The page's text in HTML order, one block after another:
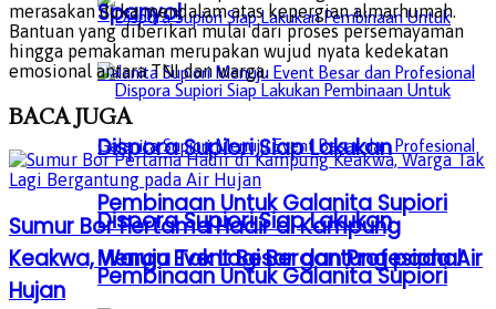
Dispora Supiori Siap Lakukan
Pembinaan Untuk Galanita Supiori
Menuju Event Besar dan Profesional
Spanyol
Dispora Supiori Siap Lakukan
Pembinaan Untuk Galanita Supiori
merasakan duka mendalam atas kepergian almarhumah.
Bantuan yang diberikan mulai dari proses persemayaman
hingga pemakaman merupakan wujud nyata kedekatan
emosional antara TNI dan warga.
BACAJUGA
Sumur Bor Pertama Hadir di Kampung
Keakwa, Warga Tak Lagi Bergantung pada Air
Hujan